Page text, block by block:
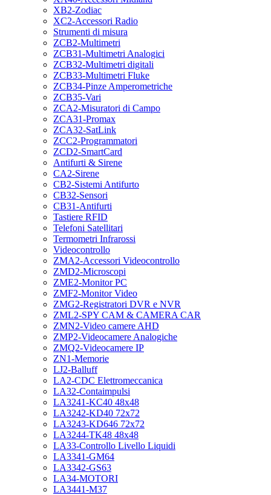
XB2-Zodiac
XC2-Accessori Radio
Strumenti di misura
ZCB2-Multimetri
ZCB31-Multimetri Analogici
ZCB32-Multimetri digitali
ZCB33-Multimetri Fluke
ZCB34-Pinze Amperometriche
ZCB35-Vari
ZCA2-Misuratori di Campo
ZCA31-Promax
ZCA32-SatLink
ZCC2-Programmatori
ZCD2-SmartCard
Antifurti & Sirene
CA2-Sirene
CB2-Sistemi Antifurto
CB32-Sensori
CB31-Antifurti
Tastiere RFID
Telefoni Satellitari
Termometri Infrarossi
Videocontrollo
ZMA2-Accessori Videocontrollo
ZMD2-Microscopi
ZME2-Monitor PC
ZMF2-Monitor Video
ZMG2-Registratori DVR e NVR
ZML2-SPY CAM & CAMERA CAR
ZMN2-Video camere AHD
ZMP2-Videocamere Analogiche
ZMQ2-Videocamere IP
ZN1-Memorie
LJ2-Balluff
LA2-CDC Elettromeccanica
LA32-Contaimpulsi
LA3241-KC40 48x48
LA3242-KD40 72x72
LA3243-KD646 72x72
LA3244-TK48 48x48
LA33-Controllo Livello Liquidi
LA3341-GM64
LA3342-GS63
LA34-MOTORI
LA3441-M37